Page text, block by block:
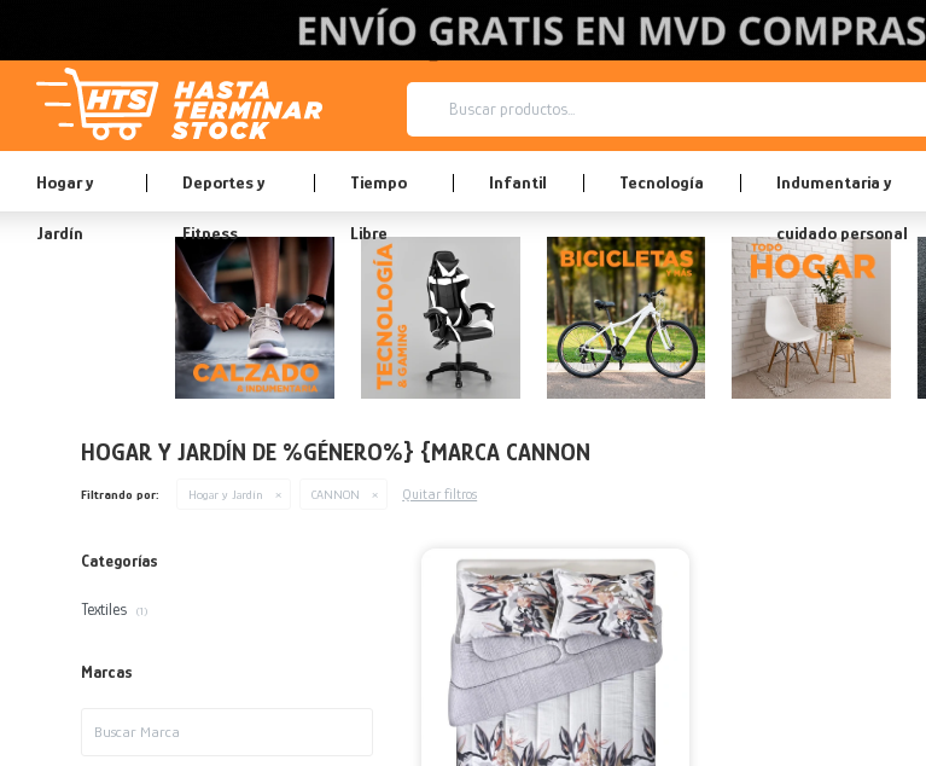
Hogar y
Jardín
Deportes y
Fitness
Tiempo
Libre
Infantil Tecnología Indumentaria y
cuidado personal
HOGAR Y JARDÍN DE %GÉNERO%} {MARCA CANNON
Filtrando por: Hogar y Jardín CANNON Quitar filtros
Categorías
Textiles (1)
Marcas